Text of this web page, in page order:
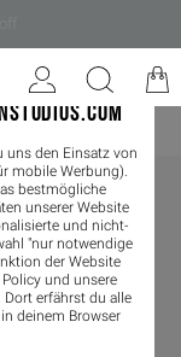
uns den Einsatz von
mobile Werbung).
bestmögliche
unserer Website
und nicht-
"nur notwendige
der Website
und unsere
erfährst du alle
deinem Browser